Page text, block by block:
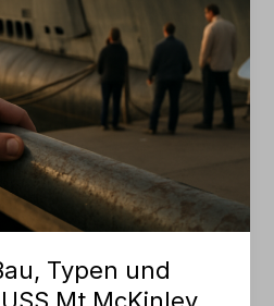
Typen und